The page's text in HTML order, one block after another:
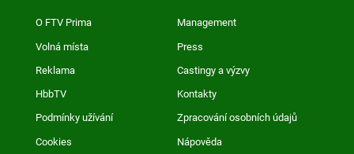
O FTV Prima Management
Volná místa Press
Reklama Castingy a výzvy
HbbTV Kontakty
Podmínky užívání Zpracování osobních údajů
Cookies Nápověda